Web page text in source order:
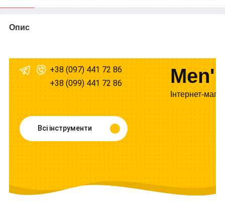
Опис
+38 (097) 441 72 86
+38 (099) 441 72 86
Інтернет-
Всі інструменти